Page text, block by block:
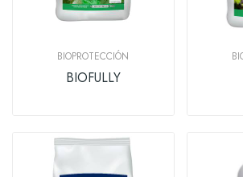
BIOPROTECCIÓN
BIOFULLY